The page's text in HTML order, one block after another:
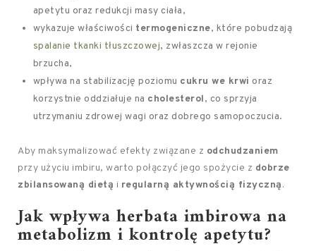
apetytu oraz redukcji masy ciała,
wykazuje właściwości termogeniczne, które pobudzają
spalanie tkanki tłuszczowej, zwłaszcza w rejonie
brzucha,
wpływa na stabilizację poziomu cukru we krwi oraz
korzystnie oddziałuje na cholesterol, co sprzyja
utrzymaniu zdrowej wagi oraz dobrego samopoczucia.
Aby maksymalizować efekty związane z odchudzaniem
przy użyciu imbiru, warto połączyć jego spożycie z dobrze
zbilansowaną dietą i regularną aktywnością fizyczną.
Jak wpływa herbata imbirowa na
metabolizm i kontrolę apetytu?